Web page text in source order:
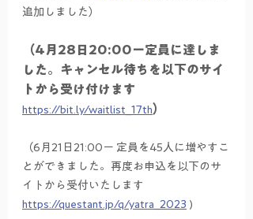
追加しました）
（4月28日20:00ー定員に達しま
した。キャンセル待ちを以下のサイ
トから受け付けます
https://bit.ly/waitlist_17th）
（6月21日21:00ー 定員を45人に増やすこ
とができました。再度お申込を以下のサ
イトから受付いたします
https://questant.jp/q/yatra_2023 )